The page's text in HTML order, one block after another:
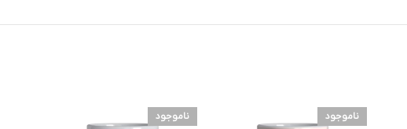
ناموجود ناموجود